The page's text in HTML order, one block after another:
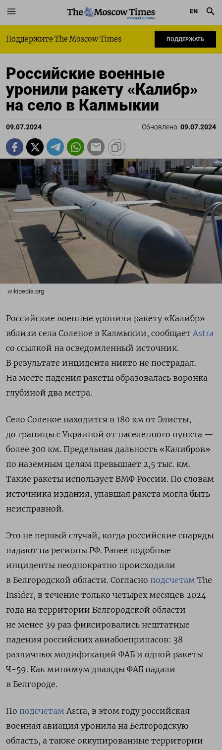
РУССКАЯ СЛУЖБА
EN
Поддержите The Moscow Times ПОДДЕРЖАТЬ
Российские военные
уронили ракету «Калибр»
на село в Калмыкии
09.07.2024 Обновлено: 09.07.2024
wikipedia.org
Российские военные уронили ракету «Калибр»
вблизи села Соленое в Калмыкии, сообщает Astra
со ссылкой на осведомленный источник.
В результате инцидента никто не пострадал.
На месте падения ракеты образовалась воронка
глубиной два метра.
Село Соленое находится в 180 км от Элисты,
до границы с Украиной от населенного пункта —
более 300 км. Предельная дальность «Калибров»
по наземным целям превышает 2,5 тыс. км.
Такие ракеты использует ВМФ России. По словам
источника издания, упавшая ракета могла быть
неисправной.
Это не первый случай, когда российские снаряды
падают на регионы РФ. Ранее подобные
инциденты неоднократно происходили
в Белгородской области. Согласно подсчетам The
Insider, в течение только четырех месяцев 2024
года на территории Белгородской области
не менее 39 раз фиксировались нештатные
падения российских авиабоеприпасов: 38
различных модификаций ФАБ и одной ракеты
Ч-59. Как минимум дважды ФАБ падали
в Белгороде.
По подсчетам Astra, в этом году российская
военная авиация уронила на Белгородскую
область, а также оккупированные территории